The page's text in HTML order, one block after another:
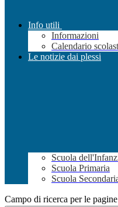
Info utili
Informazioni
Calendario
Le notizie dai plessi
Scuola
Scuola Primaria
Scuola
Campo di ricerca per le